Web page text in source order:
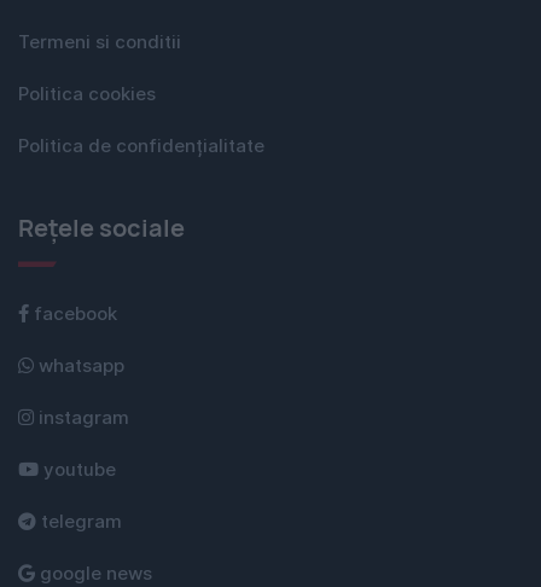
Termeni si conditii
Politica cookies
Politica de confidențialitate
Rețele sociale
facebook
whatsapp
instagram
youtube
telegram
google news